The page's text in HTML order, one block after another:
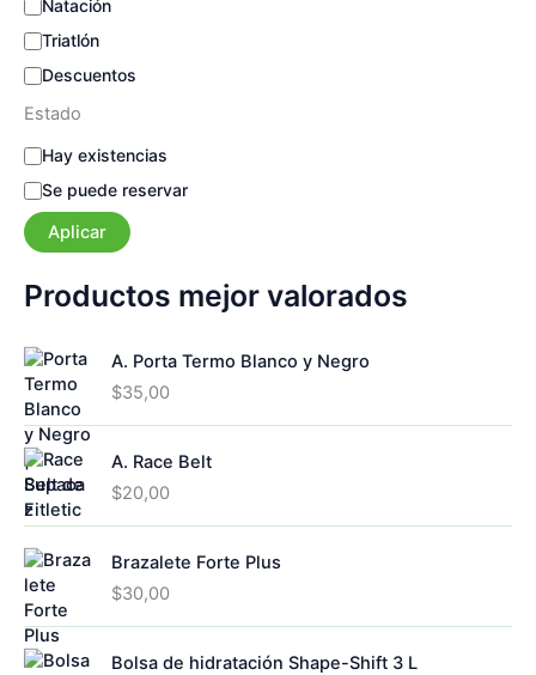
Natación
Triatlón
Descuentos
Estado
E
t
a
d
Hay existencias
Se puede reservar
Aplicar
Productos mejor valorados
A. Porta Termo Blanco y Negro
$35,00
A. Race Belt
$20,00
Brazalete Forte Plus
$30,00
Bolsa de hidratación Shape-Shift 3 L